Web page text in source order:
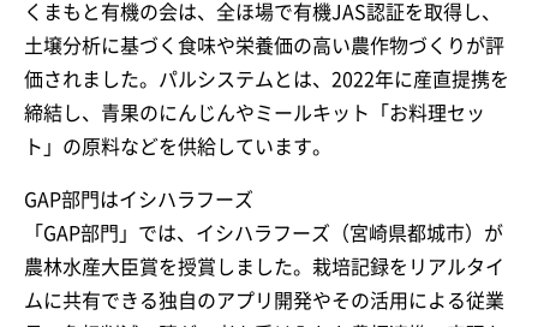
くまもと有機の会は、全ほ場で有機JAS認証を取得し、
土壌分析に基づく食味や栄養価の高い農作物づくりが評
価されました。パルシステムとは、2022年に産直提携を
締結し、青果のにんじんやミールキット「お料理セッ
ト」の原料などを供給しています。
GAP部門はイシハラフーズ
「GAP部門」では、イシハラフーズ（宮崎県都城市）が
農林水産大臣賞を授賞しました。栽培記録をリアルタイ
ムに共有できる独自のアプリ開発やその活用による従業